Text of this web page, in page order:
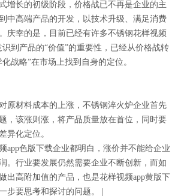
式增长的初级阶段，价格战已不再是企业的主
中高端产品的开发，以技术升级、满足消费
庆幸的是，目前已经有许多不锈钢花样视频
到产品的“价值”的重要性，已经从价格战转
战略”在市场上找到自身的定位。
对原材料成本的上涨，不锈钢淬火炉企业首先
，该涨则涨，将产品质量放在首位，同时要
化定位。
频app色版下载企业都明白，涨价并不能给企业
。行业要发展仍然需要企业不断创新，而如
高附加值的产品，也是花样视频app黄版下
要思考和探讨的问题。 |